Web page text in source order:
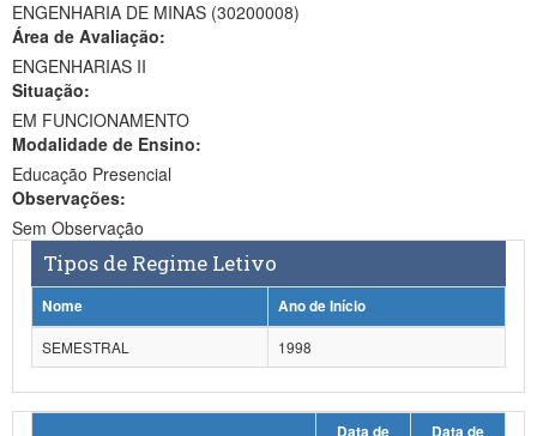
Ministério da Ciência, Tecnologia, Inovações e Comunicações
Ministério do Meio Ambiente
Ministério do Turismo
Ministério do Desenvolvimento Regional
Controladoria-Geral da União
Ministério da Mulher, da Família e dos Direitos Humanos
ENGENHARIA DE MINAS (30200008)
Área de Avaliação:
ENGENHARIAS II
Situação:
EM FUNCIONAMENTO
Modalidade de Ensino:
Educação Presencial
Observações:
Sem Observação
Tipos de Regime Letivo
Nome
Ano de Início
SEMESTRAL
1998
Data de
Data de